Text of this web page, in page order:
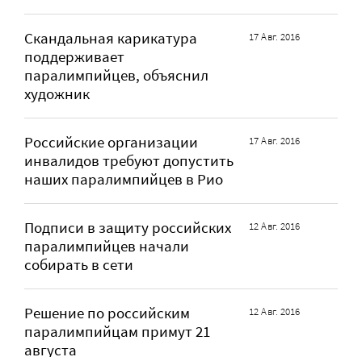
Cкандальная карикатура
поддерживает
паралимпийцев, объяснил
художник
17 Авг. 2016
Российские организации
инвалидов требуют допустить
наших паралимпийцев в Рио
17 Авг. 2016
Подписи в защиту российских
паралимпийцев начали
собирать в сети
12 Авг. 2016
Решение по российским
паралимпийцам примут 21
августа
12 Авг. 2016